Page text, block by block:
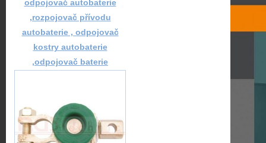
odpojovač autobaterie
,rozpojovač přívodu
autobaterie , odpojovač
kostry autobaterie
,odpojovač baterie